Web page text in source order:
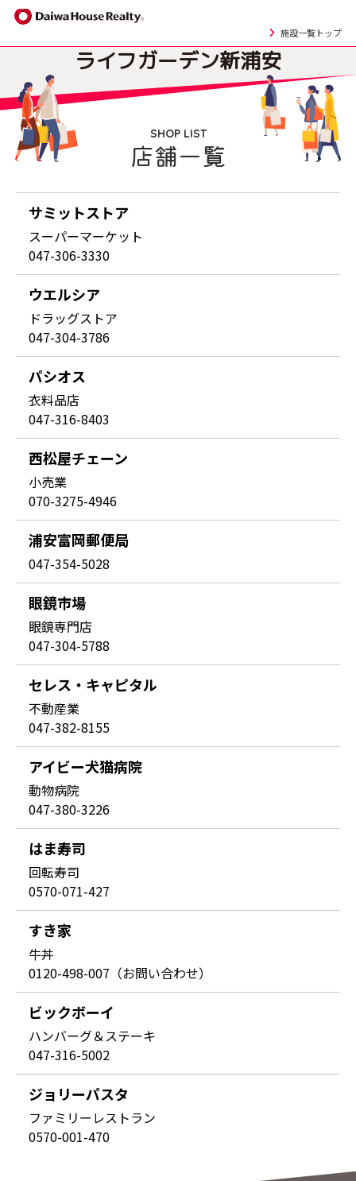
施設一覧トップ
ライフガーデン新浦安
SHOP LIST
店舗一覧
サミットストア
スーパーマーケット
047-306-3330
ウエルシア
ドラッグストア
047-304-3786
パシオス
衣料品店
047-316-8403
西松屋チェーン
小売業
070-3275-4946
浦安富岡郵便局
047-354-5028
眼鏡市場
眼鏡専門店
047-304-5788
セレス・キャピタル
不動産業
047-382-8155
アイビー犬猫病院
動物病院
047-380-3226
はま寿司
回転寿司
0570-071-427
すき家
牛丼
0120-498-007（お問い合わせ）
ビックボーイ
ハンバーグ＆ステーキ
047-316-5002
ジョリーパスタ
ファミリーレストラン
0570-001-470